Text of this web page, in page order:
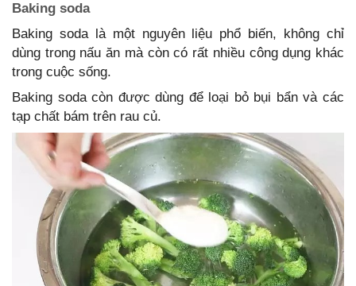
Baking soda
Baking soda là một nguyên liệu phổ biến, không chỉ
dùng trong nấu ăn mà còn có rất nhiều công dụng khác
trong cuộc sống.
Baking soda còn được dùng để loại bỏ bụi bẩn và các
tạp chất bám trên rau củ.